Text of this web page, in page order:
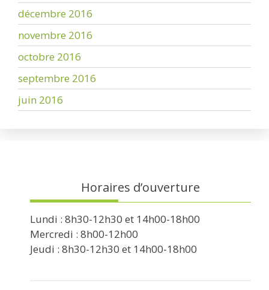
décembre 2016
novembre 2016
octobre 2016
septembre 2016
juin 2016
Horaires d’ouverture
Lundi : 8h30-12h30 et 14h00-18h00
Mercredi : 8h00-12h00
Jeudi : 8h30-12h30 et 14h00-18h00